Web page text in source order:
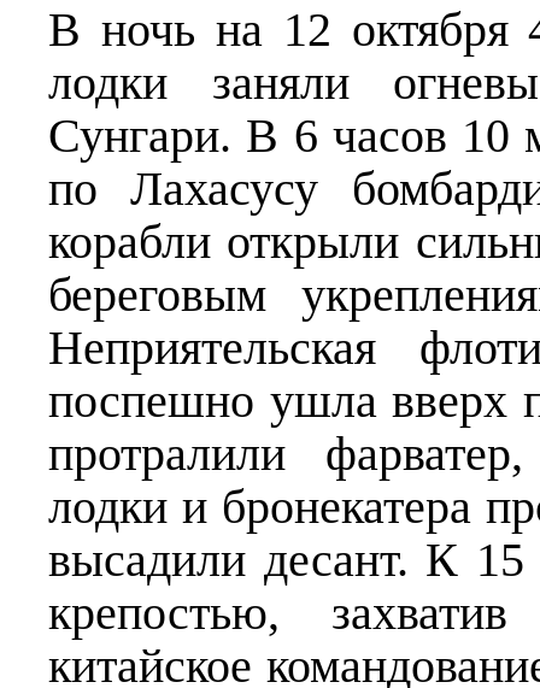
В ночь на 12 октября
лодки заняли
Сунгари. В 6 часов 10
по Лахасусу
корабли открыли
береговым
Неприятельская
поспешно ушла
протралили
лодки и бронекатера
высадили десант. К
крепостью,
китайское